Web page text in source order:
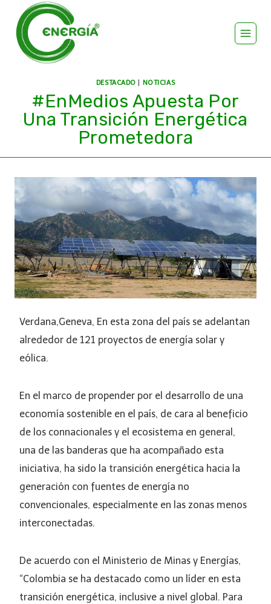
DESTACADO | NOTICIAS
#EnMedios Apuesta Por
Una Transición Energética
Prometedora
Verdana,Geneva, En esta zona del país se adelantan
alrededor de 121 proyectos de energía solar y
eólica.
En el marco de propender por el desarrollo de una
economía sostenible en el país, de cara al beneficio
de los connacionales y el ecosistema en general,
una de las banderas que ha acompañado esta
iniciativa, ha sido la transición energética hacia la
generación con fuentes de energía no
convencionales, especialmente en las zonas menos
interconectadas.
De acuerdo con el Ministerio de Minas y Energías,
“Colombia se ha destacado como un líder en esta
transición energética, inclusive a nivel global. Para